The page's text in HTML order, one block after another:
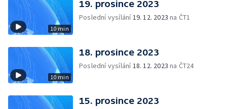
10 min
19. prosince 2023
Poslední vysílání19. 12. 2023 na ČT1
10 min
18. prosince 2023
Poslední vysílání18. 12. 2023 na ČT24
15. prosince 2023